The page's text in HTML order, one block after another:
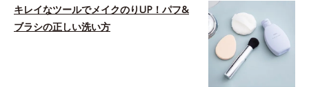
キレイなツールでメイクのりUP！パフ&
ブラシの正しい洗い方